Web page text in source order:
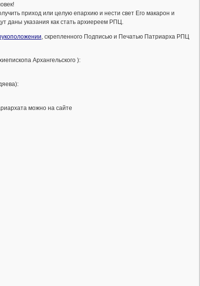
приход или целую епархию и нести свет Его макарон и
даны указания как стать архиереем РПЦ.
, скрепленного Подписью и Печатью Патриарха РПЦ
Архангельского ):
можно на сайте